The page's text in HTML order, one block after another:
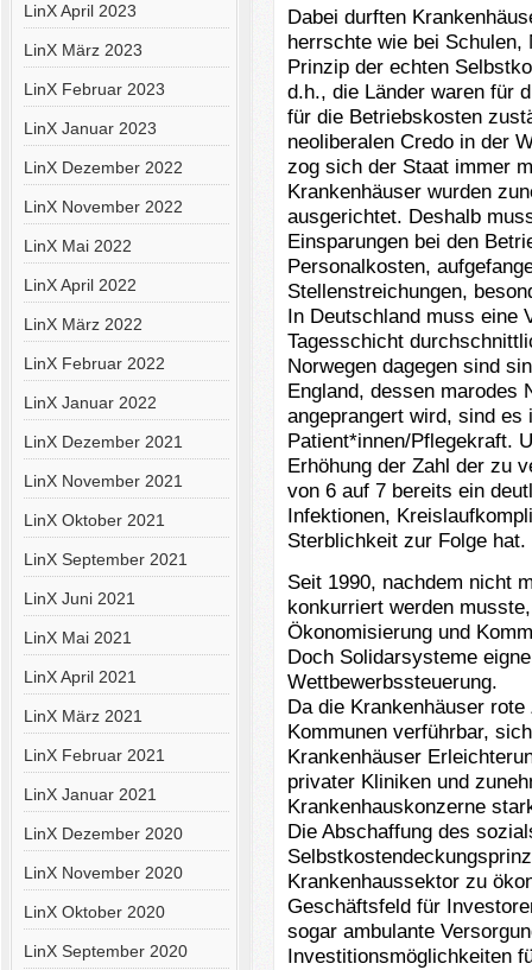
LinX April 2023
LinX März 2023
LinX Februar 2023
LinX Januar 2023
LinX Dezember 2022
LinX November 2022
LinX Mai 2022
LinX April 2022
LinX März 2022
LinX Februar 2022
LinX Januar 2022
LinX Dezember 2021
LinX November 2021
LinX Oktober 2021
LinX September 2021
LinX Juni 2021
LinX Mai 2021
LinX April 2021
LinX März 2021
LinX Februar 2021
LinX Januar 2021
LinX Dezember 2020
LinX November 2020
LinX Oktober 2020
LinX September 2020
Dabei durften
herrschte wie bei Schulen,
Prinzip der echten
d.h., die Länder waren für
für die Betriebskosten
neoliberalen Credo in der
zog sich der Staat immer
Krankenhäuser wurden
ausgerichtet. Deshalb
Einsparungen bei den
Personalkosten,
Stellenstreichungen,
In Deutschland muss eine
Tagesschicht
Norwegen dagegen sind
England, dessen marodes
angeprangert wird, sind
Patient*innen/Pflegekraft.
Erhöhung der Zahl der zu
von 6 auf 7 bereits ein
Infektionen,
Sterblichkeit zur Folge hat.
Seit 1990, nachdem nicht
konkurriert werden
Ökonomisierung und
Doch Solidarsysteme
Wettbewerbssteuerung.
Da die Krankenhäuser
Kommunen verführbar,
Krankenhäuser
privater Kliniken und
Krankenhauskonzerne
Die Abschaffung des
Krankenhaussektor zu
Geschäftsfeld für
sogar ambulante
Investitionsmöglichkeiten